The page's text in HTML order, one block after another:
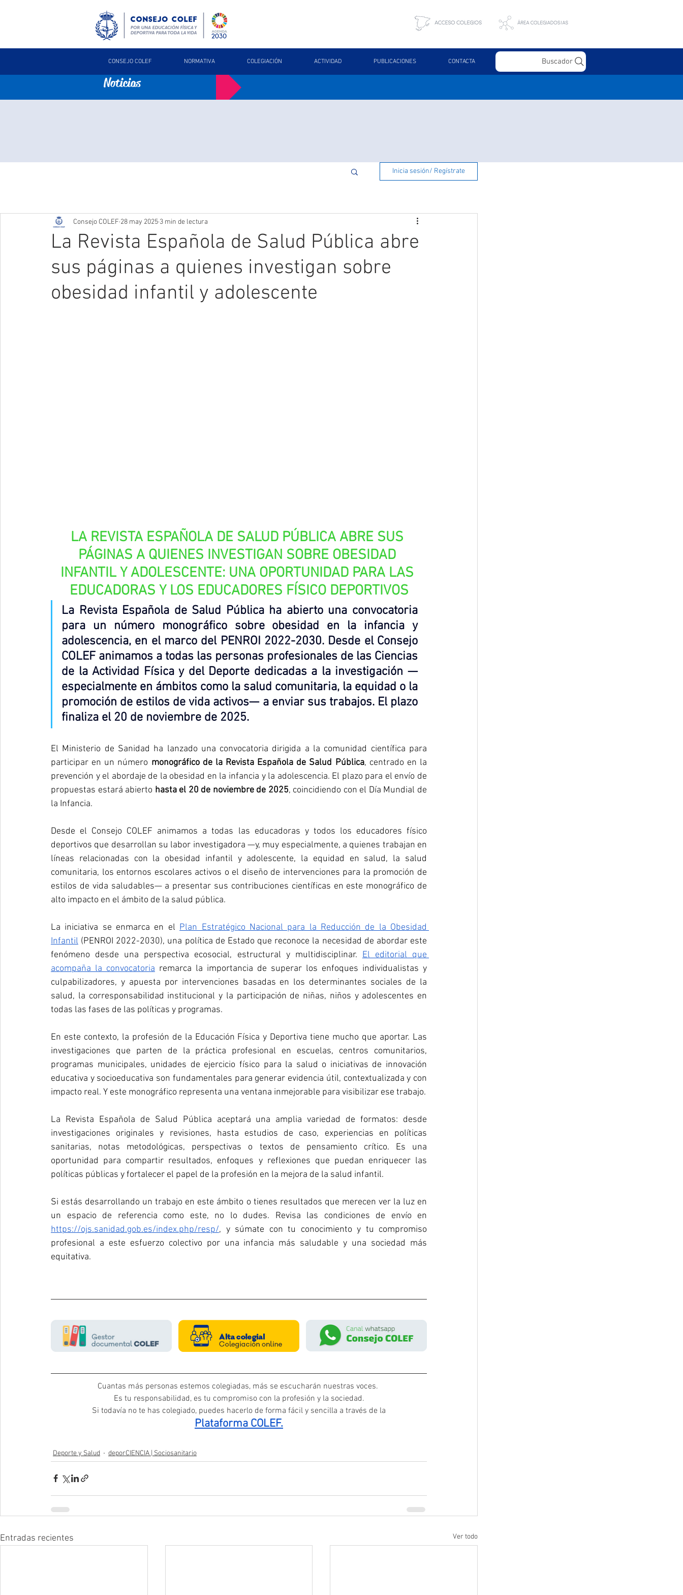
CONSEJO COLEF NORMATIVA COLEGIACIÓN ACTIVIDAD PUBLICACIONES CONTACTA Buscador
Noticias
Inicia sesión/ Regístrate
La Revista Española de Salud Pública abre
sus páginas a quienes investigan sobre
obesidad infantil y adolescente
Consejo COLEF 28 may 2025 3 min de lectura
LA REVISTA ESPAÑOLA DE SALUD PÚBLICA ABRE SUS
PÁGINAS A QUIENES INVESTIGAN SOBRE OBESIDAD
INFANTIL Y ADOLESCENTE: UNA OPORTUNIDAD PARA LAS
EDUCADORAS Y LOS EDUCADORES FÍSICO DEPORTIVOS
La Revista Española de Salud Pública ha abierto una convocatoria
para un número monográfico sobre obesidad en la infancia y
adolescencia, en el marco del PENROI 2022-2030. Desde el Consejo
COLEF animamos a todas las personas profesionales de las Ciencias
de la Actividad Física y del Deporte dedicadas a la investigación —
especialmente en ámbitos como la salud comunitaria, la equidad o la
promoción de estilos de vida activos— a enviar sus trabajos. El plazo
finaliza el 20 de noviembre de 2025.
El Ministerio de Sanidad ha lanzado una convocatoria dirigida a la comunidad científica para
participar en un número monográfico de la Revista Española de Salud Pública, centrado en la
prevención y el abordaje de la obesidad en la infancia y la adolescencia. El plazo para el envío de
propuestas estará abierto hasta el 20 de noviembre de 2025, coincidiendo con el Día Mundial de
la Infancia.
Desde el Consejo COLEF animamos a todas las educadoras y todos los educadores físico
deportivos que desarrollan su labor investigadora —y, muy especialmente, a quienes trabajan en
líneas relacionadas con la obesidad infantil y adolescente, la equidad en salud, la salud
comunitaria, los entornos escolares activos o el diseño de intervenciones para la promoción de
estilos de vida saludables— a presentar sus contribuciones científicas en este monográfico de
alto impacto en el ámbito de la salud pública.
La iniciativa se enmarca en el Plan Estratégico Nacional para la Reducción de la Obesidad
Infantil (PENROI 2022-2030), una política de Estado que reconoce la necesidad de abordar este
fenómeno desde una perspectiva ecosocial, estructural y multidisciplinar. El editorial que
acompaña la convocatoria remarca la importancia de superar los enfoques individualistas y
culpabilizadores, y apuesta por intervenciones basadas en los determinantes sociales de la
salud, la corresponsabilidad institucional y la participación de niñas, niños y adolescentes en
todas las fases de las políticas y programas.
En este contexto, la profesión de la Educación Física y Deportiva tiene mucho que aportar. Las
investigaciones que parten de la práctica profesional en escuelas, centros comunitarios,
programas municipales, unidades de ejercicio físico para la salud o iniciativas de innovación
educativa y socioeducativa son fundamentales para generar evidencia útil, contextualizada y con
impacto real. Y este monográfico representa una ventana inmejorable para visibilizar ese trabajo.
La Revista Española de Salud Pública aceptará una amplia variedad de formatos: desde
investigaciones originales y revisiones, hasta estudios de caso, experiencias en políticas
sanitarias, notas metodológicas, perspectivas o textos de pensamiento crítico. Es una
oportunidad para compartir resultados, enfoques y reflexiones que puedan enriquecer las
políticas públicas y fortalecer el papel de la profesión en la mejora de la salud infantil.
Si estás desarrollando un trabajo en este ámbito o tienes resultados que merecen ver la luz en
https://ojs.sanidad.gob.es/index.php/resp/, y súmate con tu conocimiento y tu compromiso
profesional a este esfuerzo colectivo por una infancia más saludable y una sociedad más
equitativa.
Cuantas más personas estemos colegiadas, más se escucharán nuestras voces.
Es tu responsabilidad, es tu compromiso con la profesión y la sociedad.
Si todavía no te has colegiado, puedes hacerlo de forma fácil y sencilla a través de la
Plataforma COLEF.
Deporte y Salud deporCIENCIA | Sociosanitario
Entradas recientes Ver todo